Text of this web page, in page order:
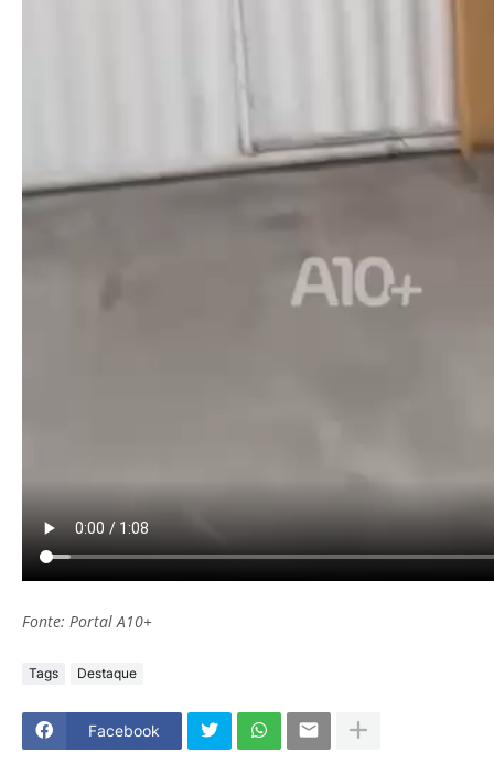
Fonte: Portal A10+
Tags Destaque
Facebook